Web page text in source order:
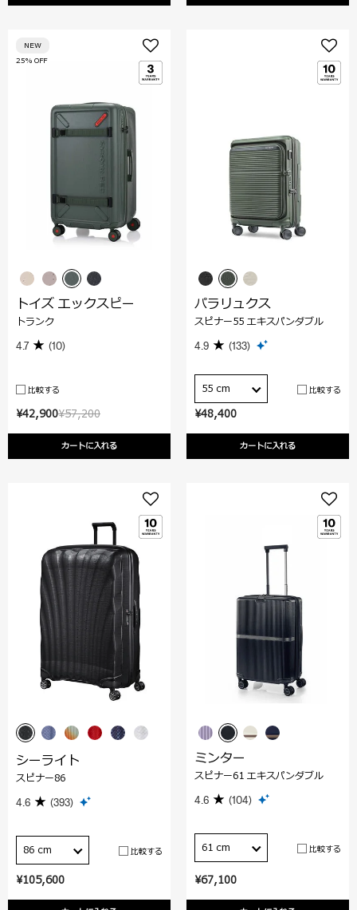
¥57,200
¥42,900
カートに入れる
25% OFF
NEW
トイズ エックスピー
トランク
4.7 (10)
比較する
¥48,400
カートに入れる
パラリュクス
スピナー55 エキスパンダブル
4.9 (133)
55 cm 比較する
¥105,600
シーライト
スピナー86
4.6 (393)
86 cm 比較する
¥67,100
ミンター
スピナー61 エキスパンダブル
4.6 (104)
61 cm 比較する